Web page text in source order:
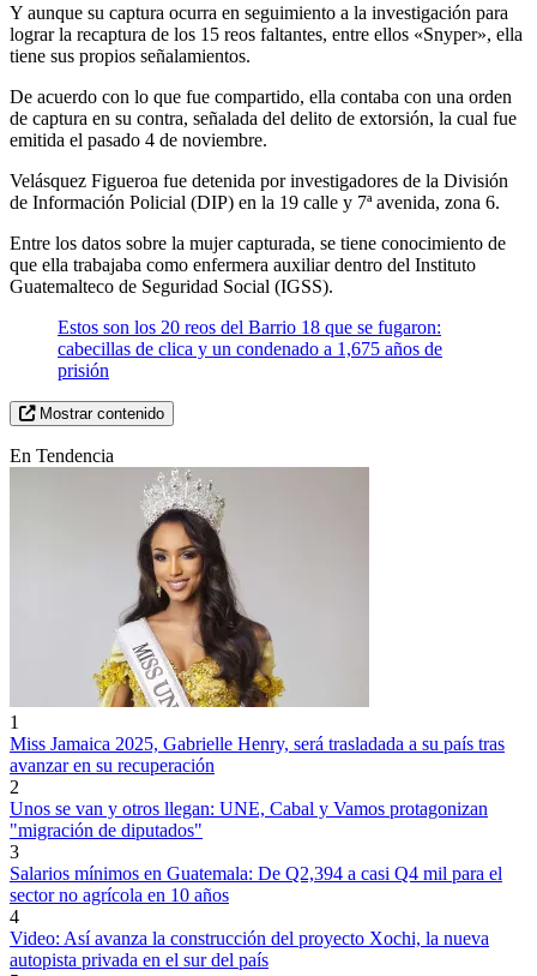
Y aunque su captura ocurra en seguimiento a la investigación para
lograr la recaptura de los 15 reos faltantes, entre ellos «Snyper», ella
tiene sus propios señalamientos.
De acuerdo con lo que fue compartido, ella contaba con una orden
de captura en su contra, señalada del delito de extorsión, la cual fue
emitida el pasado 4 de noviembre.
Velásquez Figueroa fue detenida por investigadores de la División
de Información Policial (DIP) en la 19 calle y 7ª avenida, zona 6.
Entre los datos sobre la mujer capturada, se tiene conocimiento de
que ella trabajaba como enfermera auxiliar dentro del Instituto
Guatemalteco de Seguridad Social (IGSS).
Estos son los 20 reos del Barrio 18 que se fugaron:
cabecillas de clica y un condenado a 1,675 años de
prisión
Mostrar contenido
En Tendencia
1
Miss Jamaica 2025, Gabrielle Henry, será trasladada a su país tras
avanzar en su recuperación
2
Unos se van y otros llegan: UNE, Cabal y Vamos protagonizan
"migración de diputados"
3
Salarios mínimos en Guatemala: De Q2,394 a casi Q4 mil para el
sector no agrícola en 10 años
4
Video: Así avanza la construcción del proyecto Xochi, la nueva
autopista privada en el sur del país